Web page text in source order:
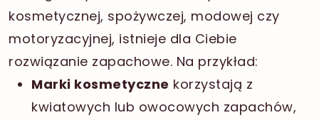
kosmetycznej, spożywczej, modowej czy
motoryzacyjnej, istnieje dla Ciebie
rozwiązanie zapachowe. Na przykład:
Marki kosmetyczne korzystają z
kwiatowych lub owocowych zapachów,